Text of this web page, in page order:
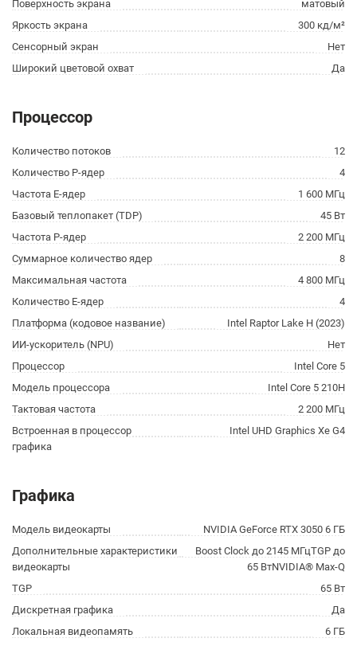
Поверхность экрана
матовый
Яркость экрана
300 кд/м²
Сенсорный экран
Нет
Широкий цветовой охват
Да
Процессор
Количество потоков
12
Количество P-ядер
4
Частота E-ядер
1 600 МГц
Базовый теплопакет (TDP)
45 Вт
Частота P-ядер
2 200 МГц
Суммарное количество ядер
8
Максимальная частота
4 800 МГц
Количество E-ядер
4
Платформа (кодовое название)
Intel Raptor Lake H (2023)
ИИ-ускоритель (NPU)
Нет
Процессор
Intel Core 5
Модель процессора
Intel Core 5 210H
Тактовая частота
2 200 МГц
Встроенная в процессор
графика
Intel UHD Graphics Xe G4
Графика
Модель видеокарты
NVIDIA GeForce RTX 3050 6 ГБ
Дополнительные характеристики
видеокарты
Boost Clock до 2145 МГцTGP до
65 ВтNVIDIA® Max-Q
TGP
65 Вт
Дискретная графика
Да
Локальная видеопамять
6 ГБ